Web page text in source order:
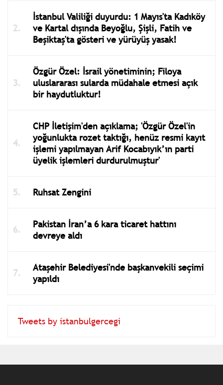
İstanbul Valiliği duyurdu: 1 Mayıs'ta Kadıköy
ve Kartal dışında Beyoğlu, Şişli, Fatih ve
Beşiktaş'ta gösteri ve yürüyüş yasak!
Özgür Özel: İsrail yönetiminin; Filoya
uluslararası sularda müdahale etmesi açık
bir haydutluktur!
CHP İletişim'den açıklama; 'Özgür Özel'in
yoğunlukta rozet taktığı, henüz resmi kayıt
işlemi yapılmayan Arif Kocabıyık’ın parti
üyelik işlemleri durdurulmuştur'
Ruhsat Zengini
Pakistan İran’a 6 kara ticaret hattını
devreye aldı
Ataşehir Belediyesi'nde başkanvekili seçimi
yapıldı
Tweets by istanbulgercegi